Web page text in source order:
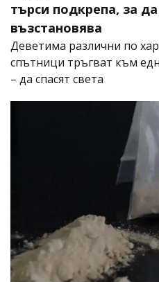
търси подкрепа, за
възстановява
Деветима различни по
спътници тръгват към
– да спасят света